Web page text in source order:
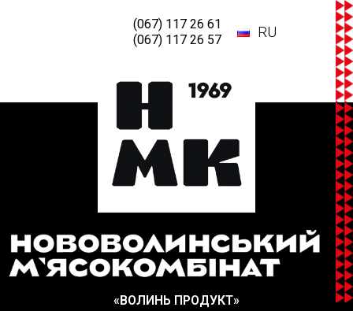
(067) 117 26 61
(067) 117 26 57
RU
«ВОЛИНЬ ПРОДУКТ»